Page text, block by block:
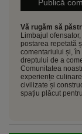
Vă rugăm să
Limbajul
postarea repetată
comentariului și,
dreptului de a
Comunitatea
experiențe
civilizate și
spațiu plăcut